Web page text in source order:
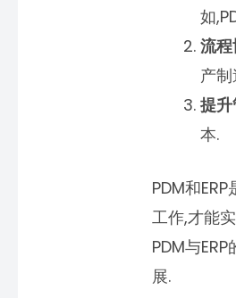
如
流
产
提
本.
PDM和
工作,才能
PDM与
展.